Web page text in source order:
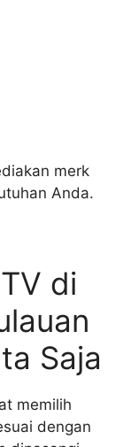
merk
Anda.
di
Saja
memilih
dengan